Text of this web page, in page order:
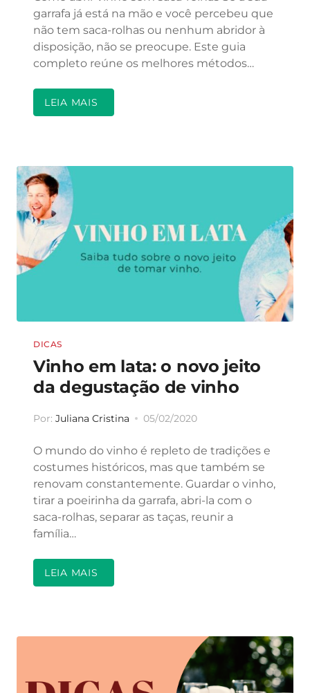
garrafa já está na mão e você percebeu que
não tem saca-rolhas ou nenhum abridor à
disposição, não se preocupe. Este guia
completo reúne os melhores métodos…
LEIA MAIS
DICAS
Vinho em lata: o novo jeito
da degustação de vinho
Por: Juliana Cristina 05/02/2020
O mundo do vinho é repleto de tradições e
costumes históricos, mas que também se
renovam constantemente. Guardar o vinho,
tirar a poeirinha da garrafa, abri-la com o
saca-rolhas, separar as taças, reunir a
família…
LEIA MAIS